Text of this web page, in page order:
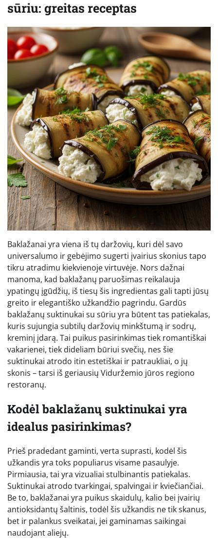
sūriu: greitas receptas
Baklažanai yra viena iš tų daržovių, kuri dėl savo
universalumo ir gebėjimo sugerti įvairius skonius tapo
tikru atradimu kiekvienoje virtuvėje. Nors dažnai
manoma, kad baklažanų paruošimas reikalauja
ypatingų įgūdžių, iš tiesų šis ingredientas gali tapti jūsų
greito ir elegantiško užkandžio pagrindu. Gardūs
baklažanų suktinukai su sūriu yra būtent tas patiekalas,
kuris sujungia subtilų daržovių minkštumą ir sodrų,
kreminį įdarą. Tai puikus pasirinkimas tiek romantiškai
vakarienei, tiek dideliam būriui svečių, nes šie
suktinukai atrodo itin estetiškai ir patraukliai, o jų
skonis – tarsi iš geriausių Viduržemio jūros regiono
restoranų.
Kodėl baklažanų suktinukai yra
idealus pasirinkimas?
Prieš pradedant gaminti, verta suprasti, kodėl šis
užkandis yra toks populiarus visame pasaulyje.
Pirmiausia, tai yra vizualiai stulbinantis patiekalas.
Suktinukai atrodo tvarkingai, spalvingai ir kviečiančiai.
Be to, baklažanai yra puikus skaidulų, kalio bei įvairių
antioksidantų šaltinis, todėl šis užkandis ne tik skanus,
bet ir palankus sveikatai, jei gaminamas saikingai
naudojant aliejų.